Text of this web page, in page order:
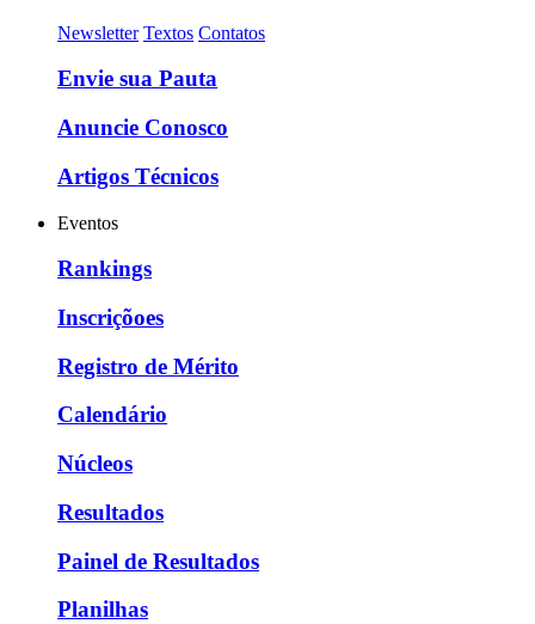
Newsletter Textos Contatos
Envie sua Pauta
Anuncie Conosco
Artigos Técnicos
Eventos
Rankings
Inscriçõoes
Registro de Mérito
Calendário
Núcleos
Resultados
Painel de Resultados
Planilhas